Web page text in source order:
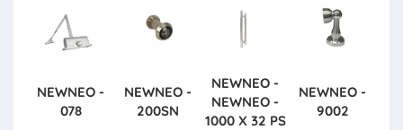
NEWNEO -
078
NEWNEO -
200SN
NEWNEO -
NEWNEO -
1000 X 32 PS
NEWNEO -
9002